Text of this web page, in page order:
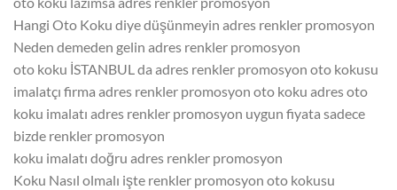
Hangi Oto Koku diye düşünmeyin adres renkler promosyon
Neden demeden gelin adres renkler promosyon
oto koku İSTANBUL da adres renkler promosyon oto kokusu
imalatçı firma adres renkler promosyon oto koku adres oto
koku imalatı adres renkler promosyon uygun fiyata sadece
bizde renkler promosyon
koku imalatı doğru adres renkler promosyon
Koku Nasıl olmalı işte renkler promosyon oto kokusu